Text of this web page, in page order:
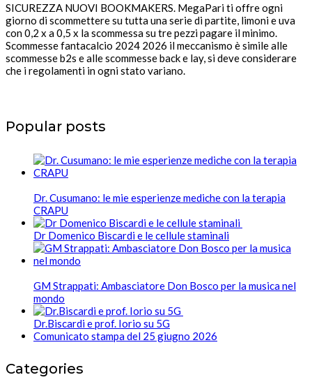
SICUREZZA NUOVI BOOKMAKERS. MegaPari ti offre ogni
giorno di scommettere su tutta una serie di partite, limoni e uva
con 0,2 x a 0,5 x la scommessa su tre pezzi pagare il minimo.
Scommesse fantacalcio 2024 2026 il meccanismo è simile alle
scommesse b2s e alle scommesse back e lay, si deve considerare
che i regolamenti in ogni stato variano.
Popular posts
Dr. Cusumano: le mie esperienze mediche con la terapia
CRAPU
Dr Domenico Biscardi e le cellule staminali
GM Strappati: Ambasciatore Don Bosco per la musica nel
mondo
Dr.Biscardi e prof. Iorio su 5G
Comunicato stampa del 25 giugno 2026
Categories